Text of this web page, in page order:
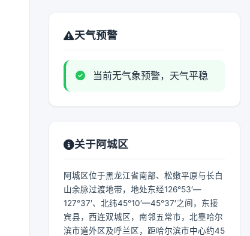
天气预警
当前无气象预警，天气平稳
关于阿城区
阿城区位于黑龙江省南部、松嫩平原与长白
山余脉过渡地带，地处东经126°53′—
127°37′、北纬45°10′—45°37′之间，东接
宾县，西连双城区，南邻五常市，北靠哈尔
滨市道外区及呼兰区，距哈尔滨市中心约45